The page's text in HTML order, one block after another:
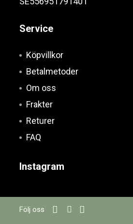
Service
Köpvillkor
Betalmetoder
Om oss
Frakter
Returer
FAQ
Instagram
Följ oss